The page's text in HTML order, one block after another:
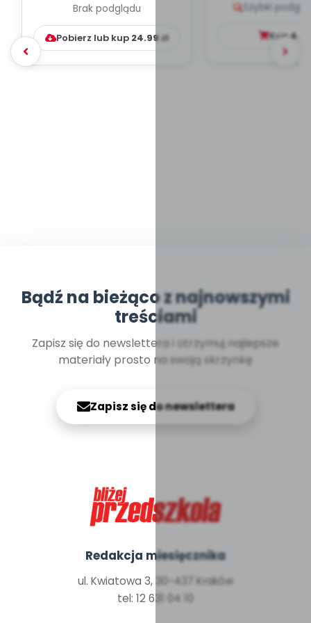
WYCHOWAWCZO –
DYDAKTYC...
Brak podglądu
Pobierz lub kup 24.99 zł
Szybki
Kup
Bądź na bieżąco z najnowszymi
treściami
Zapisz się do newslettera i otrzymuj najlepsze
materiały prosto na swoją skrzynkę
Zapisz się do newslettera
Redakcja miesięcznika
ul. Kwiatowa 3, 30-437 Kraków
tel: 12 631 04 10